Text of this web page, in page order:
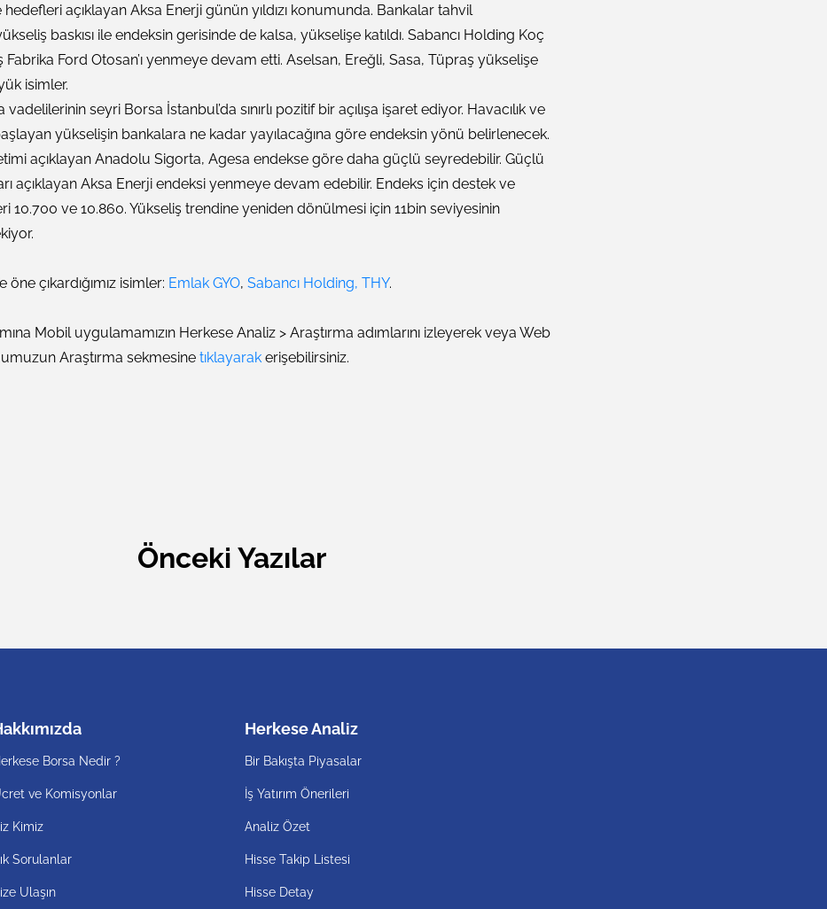
açıklayan Aksa Enerji günün yıldızı konumunda. Bankalar tahvil
baskısı ile endeksin gerisinde de kalsa, yükselişe katıldı. Sabancı Holding Koç
Fabrika Ford Otosan’ı yenmeye devam etti. Aselsan, Ereğli, Sasa, Tüpraş yükselişe
isimler.
seyri Borsa İstanbul’da sınırlı pozitif bir açılışa işaret ediyor. Havacılık ve
yükselişin bankalara ne kadar yayılacağına göre endeksin yönü belirlenecek.
açıklayan Anadolu Sigorta, Agesa endekse göre daha güçlü seyredebilir. Güçlü
açıklayan Aksa Enerji endeksi yenmeye devam edebilir. Endeks için destek ve
10.700 ve 10.860. Yükseliş trendine yeniden dönülmesi için 11bin seviyesinin
çıkardığımız isimler: Emlak GYO, Sabancı Holding, THY.
Mobil uygulamamızın Herkese Analiz > Araştırma adımlarını izleyerek veya Web
Araştırma sekmesine tıklayarak erişebilirsiniz.
Önceki Yazılar
Borsa Nedir ?
ve Komisyonlar
Kimiz
Sorulanlar
Ulaşın
Herkese Analiz
Bir Bakışta Piyasalar
İş Yatırım Önerileri
Analiz Özet
Hisse Takip Listesi
Hisse Detay